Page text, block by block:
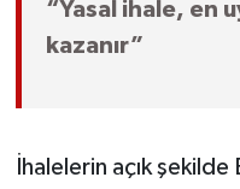
“Yasal ihale, en
kazanır”
İhalelerin açık şekilde